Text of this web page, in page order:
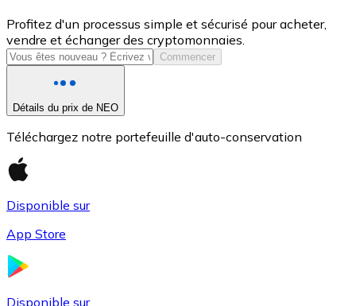
USD Coin
USDC
Profitez d'un processus simple et sécurisé pour acheter,
vendre et échanger des cryptomonnaies.
Commencer
Détails du prix de NEO
Téléchargez notre portefeuille d'auto-conservation
Disponible sur
App Store
Disponible sur